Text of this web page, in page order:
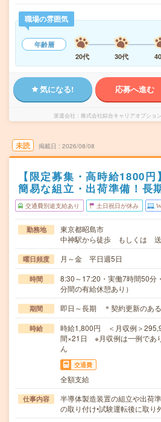
職場の雰囲気
年齢層
20代
30代
気になる! 応募へ進む
派遣会社 株式会社綜合キャリアオプショ
未読 掲載日 2026/08/08
【限定募集・高時給1800
簡易な組立・出荷準備！長
交通費別途支給あり 土日祝日が休み
勤務地
東京都昭島市
中神駅から徒歩 もしくは
曜日頻度 月～金 平日週5日
時間
8:30～17:20・実働7時間50分
分間の有給休憩あり）
期間 即日～長期 ＊契約更新のある
時給
時給1,800円 ＜月収例＞
間×21日 ※月収例は一例であ
ん
交通費
全額支給
仕事内容
半導体製造装置の組立や出荷
の取り付け•試験運転後に取